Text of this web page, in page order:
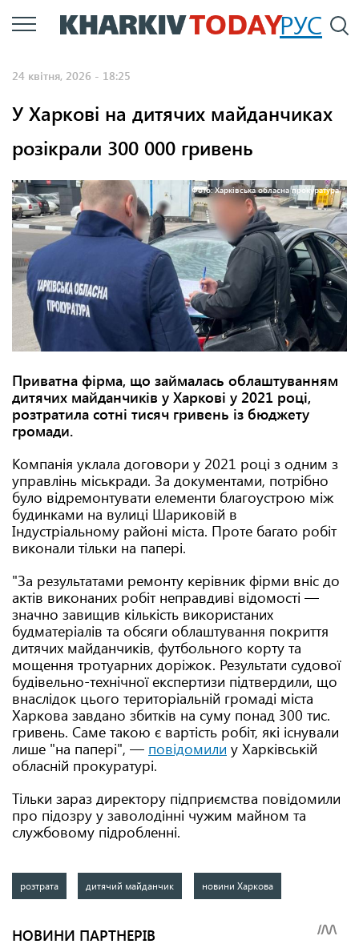
Перейти
до
РУС
24 квітня, 2026 - 18:25
У Харкові на дитячих майданчиках
розікрали 300 000 гривень
Фото: Харківська обласна прокуратура
Приватна фірма, що займалась облаштуванням
дитячих майданчиків у Харкові у 2021 році,
розтратила сотні тисяч гривень із бюджету
громади.
Компанія уклала договори у 2021 році з одним з
управлінь міськради. За документами, потрібно
було відремонтувати елементи благоустрою між
будинками на вулиці Шариковій в
Індустріальному районі міста. Проте багато робіт
виконали тільки на папері.
"За результатами ремонту керівник фірми вніс до
актів виконаних робіт неправдиві відомості —
значно завищив кількість використаних
будматеріалів та обсяги облаштування покриття
дитячих майданчиків, футбольного корту та
мощення тротуарних доріжок. Результати судової
будівельно-технічної експертизи підтвердили, що
внаслідок цього територіальній громаді міста
Харкова завдано збитків на суму понад 300 тис.
гривень. Саме такою є вартість робіт, які існували
лише "на папері", — повідомили у Харківській
обласній прокуратурі.
Тільки зараз директору підприємства повідомили
про підозру у заволодінні чужим майном та
службовому підробленні.
розтрата дитячий майданчик новини Харкова